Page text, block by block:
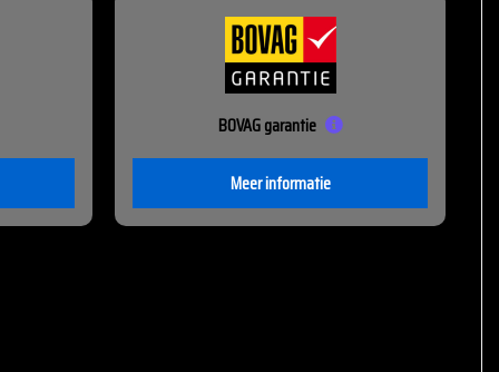
BOVAG garantie
Meer informatie